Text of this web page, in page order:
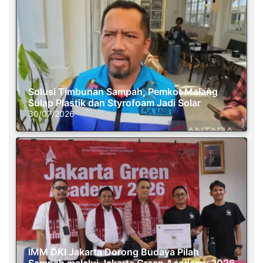
Solusi Timbunan Sampah, Pemkot Malang
Sulap Plastik dan Styrofoam Jadi Solar
30/07/2026
IMM DKI Jakarta Dorong Budaya Pilah